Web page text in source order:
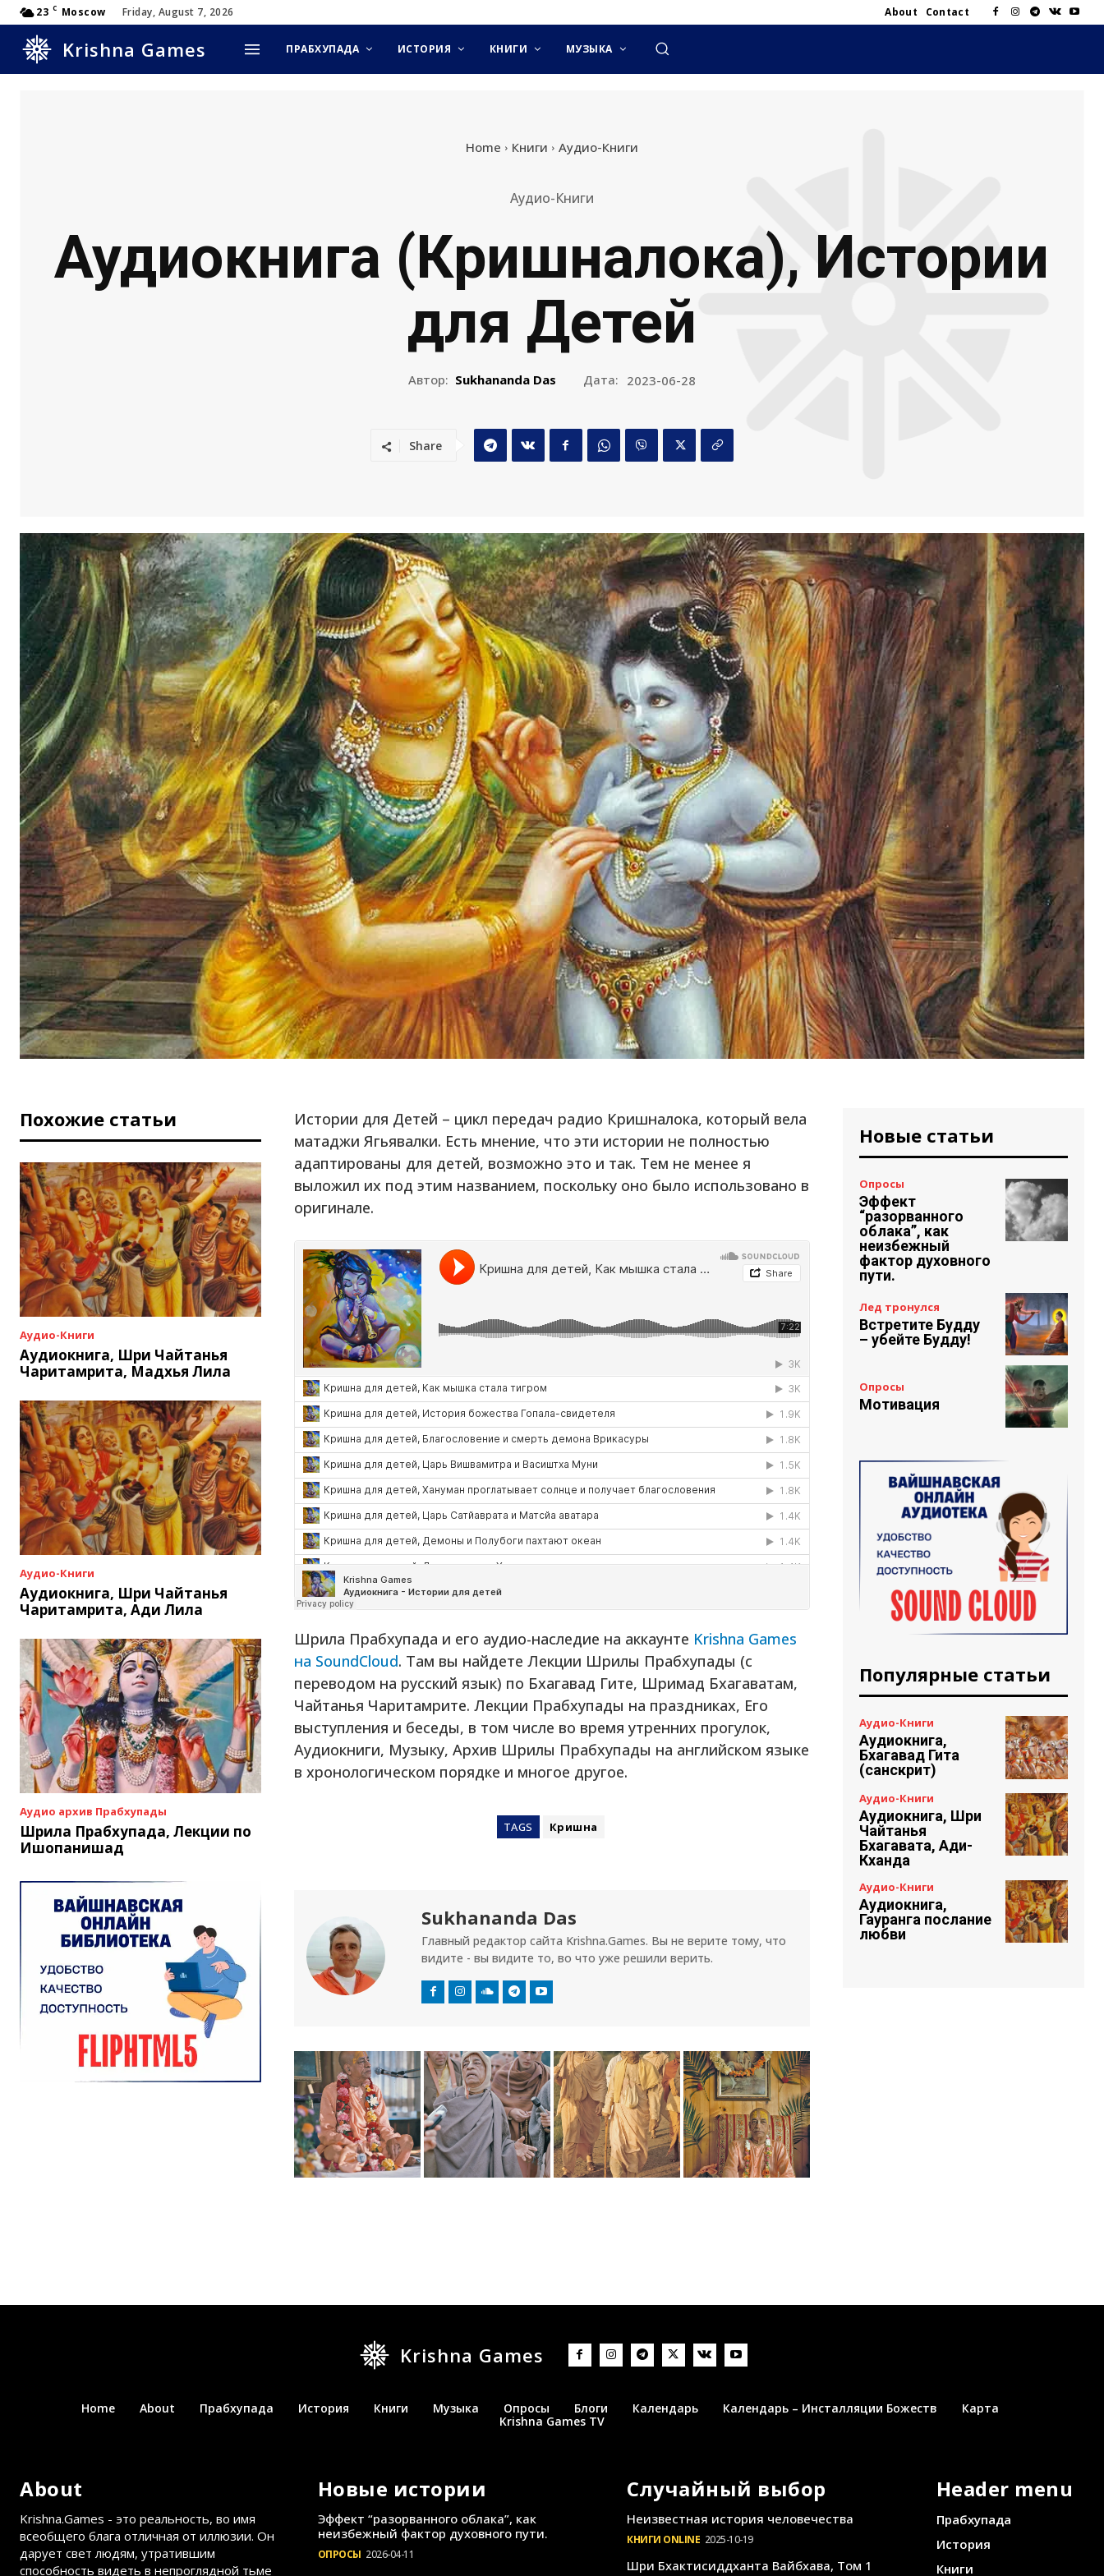
23 C Moscow Friday, August 7, 2026 About Contact
Krishna Games ПРАБХУПАДА ИСТОРИЯ КНИГИ МУЗЫКА
Home Книги Аудио-Книги
Аудио-Книги
Аудиокнига (Кришналока), Истории
для Детей
Автор: Sukhananda Das Дата: 2023-06-28
Share
Похожие статьи
Аудио-Книги
Аудиокнига, Шри Чайтанья
Чаритамрита, Мадхья Лила
Аудио-Книги
Аудиокнига, Шри Чайтанья
Чаритамрита, Ади Лила
Аудио архив Прабхупады
Шрила Прабхупада, Лекции по
Ишопанишад
Истории для Детей – цикл передач радио Кришналока, который вела
матаджи Ягьявалки. Есть мнение, что эти истории не полностью
адаптированы для детей, возможно это и так. Тем не менее я
выложил их под этим названием, поскольку оно было использовано в
оригинале.
Шрила Прабхупада и его аудио-наследие на аккаунте Krishna Games
на SoundCloud. Там вы найдете Лекции Шрилы Прабхупады (с
переводом на русский язык) по Бхагавад Гите, Шримад Бхагаватам,
Чайтанья Чаритамрите. Лекции Прабхупады на праздниках, Его
выступления и беседы, в том числе во время утренних прогулок,
Аудиокниги, Музыку, Архив Шрилы Прабхупады на английском языке
в хронологическом порядке и многое другое.
TAGS Кришна
Sukhananda Das
Главный редактор сайта Krishna.Games. Вы не верите тому, что
видите - вы видите то, во что уже решили верить.
Новые статьи
Опросы
Эффект
“разорванного
облака”, как
неизбежный
фактор духовного
пути.
Лед тронулся
Встретите Будду
– убейте Будду!
Опросы
Мотивация
Популярные статьи
Аудио-Книги
Аудиокнига,
Бхагавад Гита
(санскрит)
Аудио-Книги
Аудиокнига, Шри
Чайтанья
Бхагавата, Ади-
Кханда
Аудио-Книги
Аудиокнига,
Гауранга послание
любви
Krishna Games
Home About Прабхупада История Книги Музыка Опросы Блоги Календарь Календарь – Инсталляции Божеств
Карта
Krishna Games TV
About
Krishna.Games - это реальность, во имя
всеобщего блага отличная от иллюзии. Он
дарует свет людям, утратившим
способность видеть в непроглядной тьме
Новые истории
Эффект “разорванного облака”, как
неизбежный фактор духовного пути.
ОПРОСЫ 2026-04-11
Случайный выбор
Неизвестная история человечества
КНИГИ ONLINE 2025-10-19
Шри Бхактисиддханта Вайбхава, Том 1
Header menu
Прабхупада
История
Книги